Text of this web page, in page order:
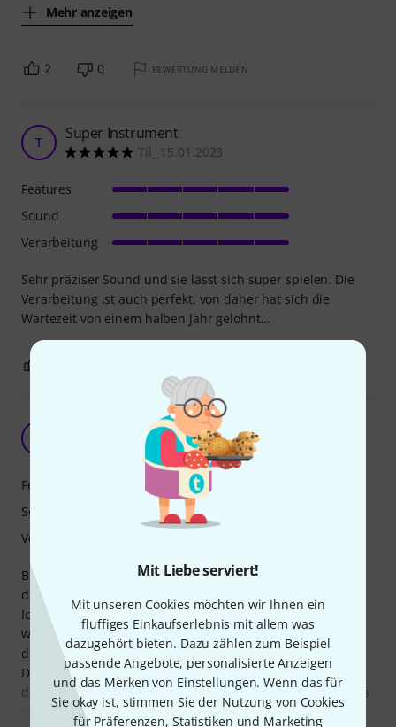
Mit Liebe serviert!
Mit unseren Cookies möchten wir Ihnen ein
fluffiges Einkaufserlebnis mit allem was
dazugehört bieten. Dazu zählen zum Beispiel
passende Angebote, personalisierte Anzeigen
und das Merken von Einstellungen. Wenn das für
Sie okay ist, stimmen Sie der Nutzung von Cookies
für Präferenzen, Statistiken und Marketing
Mehr anzeigen
2 0 BEWERTUNG MELDEN
T Super Instrument
Til_ 15.01.2023
Sehr präziser Sound und sie lässt sich super spielen. Die
Verarbeitung ist auch perfekt, von daher hat sich die
Wartezeit von einem halben Jahr gelohnt…
Features
Sound
Verarbeitung
GrindCorpser 26.10.2025
Bin seit 15 Jahren großer fan von CoB und Alexi. Somit ist
diese Gitarre für mich ein muss gewesen.
Ich besitze mehrere Gitarren aus dem Hause ESP und
wurde auch dieses mal nicht enttäuscht.
die Verarbeitung ist großartig.
Der Lack ist makellos, die Bünde perfekt abgerichtet und
der Übergang vom lackierten Body in den unlackierten Hals
ist nicht
Features
Sound
Verarbeitung